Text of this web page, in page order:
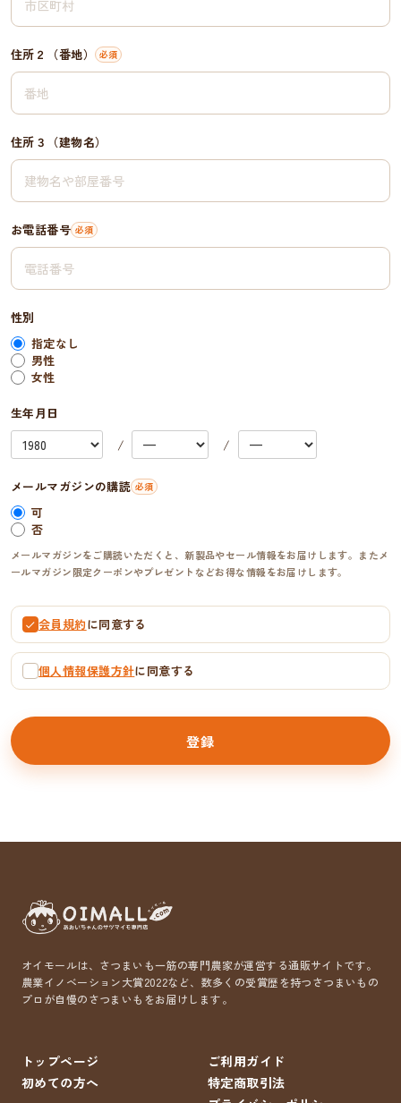
住所２（番地）
住所３（建物名）
お電話番号
性別
指定なし
男性
女性
生年月日
メールマガジンの購読
可
否
メールマガジンをご購読いただくと、新製品やセール情報をお届けします。またメ
ールマガジン限定クーポンやプレゼントなどお得な情報をお届けします。
会員規約に同意する
個人情報保護方針に同意する
登録
オイモールは、さつまいも一筋の専門農家が運営する通販サイトです。
農業イノベーション大賞2022など、数多くの受賞歴を持つさつまいもの
プロが自慢のさつまいもをお届けします。
トップページ
初めての方へ
ご利用ガイド
特定商取引法